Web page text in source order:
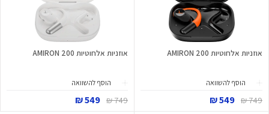
אוזניות אלחוטיות AMIRON 200
הוסף להשוואה
749 ₪
549 ₪
אוזניות אלחוטיות AMIRON 200
הוסף להשוואה
749 ₪
549 ₪